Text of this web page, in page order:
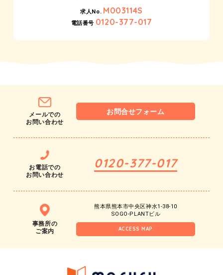
求人No. M003114S
電話番号 0120-377-017
メールでの
お問い合わせ
お問合せフォーム
お電話での
お問い合わせ
0120-377-017
事務所の
ご案内
ACCESS MAP
熊本県熊本市中央区神水1-38-10
SOGO-PLANTビル